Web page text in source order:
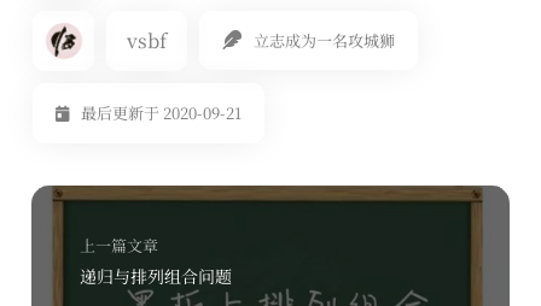
vsbf 立志成为一名攻城狮
最后更新于 2020-09-21
上一篇文章
递归与排列组合问题